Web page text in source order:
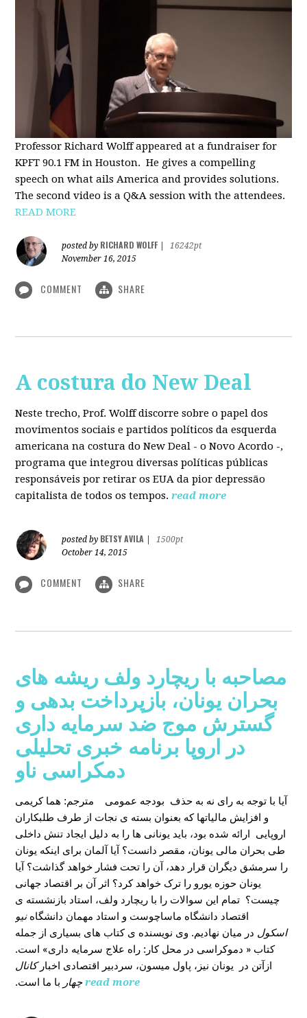
Professor Richard Wolff appeared at a fundraiser for
KPFT 90.1 FM in Houston. He gives a compelling
speech on what ails America and provides solutions.
The second video is a Q&A session with the attendees.
READ MORE
posted by RICHARD WOLFF
16242pt
November 16, 2015
COMMENT SHARE
A costura do New Deal
Neste trecho, Prof. Wolff discorre sobre o papel dos
movimentos sociais e partidos políticos da esquerda
americana na costura do New Deal - o Novo Acordo -,
programa que integrou diversas políticas públicas
responsáveis por retirar os EUA da pior depressão
capitalista de todos os tempos. read more
posted by BETSY AVILA
1500pt
October 14, 2015
COMMENT SHARE
مصاحبه با ریچارد ولف ریشه های
بحران یونان، بازپرداخت بدهی و
گسترش موج ضد سرمایه داری
در اروپا برنامه خبری تحلیلی
دمکراسی ناو
مترجم: هما کریمی
آیا با توجه به رای نه به حذف بودجه عمومی
و افزایش مالیاتها که بعنوان بسته ی نجات از طرف طلبکاران
اروپایی ارائه شده بود، باید یونانی ها را به دلیل ایجاد تنش داخلی
طی بحران مالی یونان، مقصر دانست؟ آیا آلمان برای اینکه یونان
را سرمشق دیگران قرار دهد، آن را تحت فشار خواهد گذاشت؟ آیا
یونان حوزه یورو را ترک خواهد کرد؟ اثر آن بر اقتصاد جهانی
چیست؟ تمام این سوالات را با ریچارد ولف، استاد بازنشسته ی
اقتصاد دانشگاه ماساچوست و استاد مهمان دانشگاهنیو
اسکول در میان نهادیم. وی نویسنده ی کتاب های بسیاری از جمله
کتاب « دموکراسی در محل کار: راه علاج سرمایه داری» است.
ازآتن در یونان نیز، پاول میسون، سردبیر اقتصادی اخبارکانال
چهار با ما است. read more